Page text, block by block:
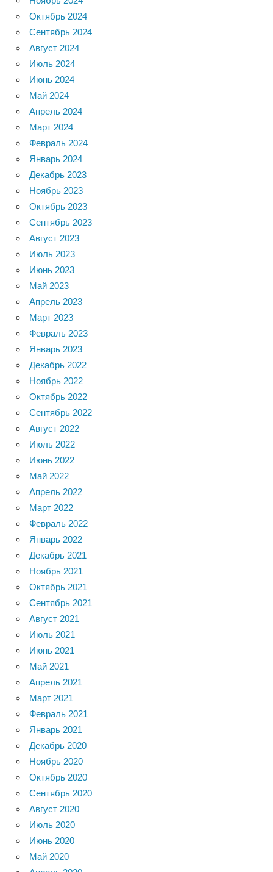
Октябрь 2024
Сентябрь 2024
Август 2024
Июль 2024
Июнь 2024
Май 2024
Апрель 2024
Март 2024
Февраль 2024
Январь 2024
Декабрь 2023
Ноябрь 2023
Октябрь 2023
Сентябрь 2023
Август 2023
Июль 2023
Июнь 2023
Май 2023
Апрель 2023
Март 2023
Февраль 2023
Январь 2023
Декабрь 2022
Ноябрь 2022
Октябрь 2022
Сентябрь 2022
Август 2022
Июль 2022
Июнь 2022
Май 2022
Апрель 2022
Март 2022
Февраль 2022
Январь 2022
Декабрь 2021
Ноябрь 2021
Октябрь 2021
Сентябрь 2021
Август 2021
Июль 2021
Июнь 2021
Май 2021
Апрель 2021
Март 2021
Февраль 2021
Январь 2021
Декабрь 2020
Ноябрь 2020
Октябрь 2020
Сентябрь 2020
Август 2020
Июль 2020
Июнь 2020
Май 2020